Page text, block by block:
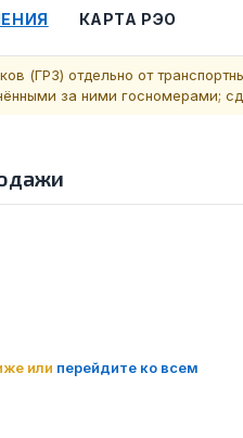
КАРТА РЭО
(ГРЗ) отдельно от
за ними госномерами;
или перейдите ко всем